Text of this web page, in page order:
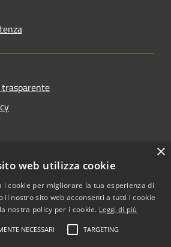
Copyright © 2026 • Comune di
Municipium•Accesso
×
web utilizza cookie
i cookie per migliorare la tua esperienza di
il nostro sito web acconsenti a tutti i cookie
nostra policy per i cookie. Leggi di più
NECESSARI TARGETING